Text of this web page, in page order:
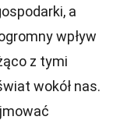
a
wpływ
z tymi
wokół nas.